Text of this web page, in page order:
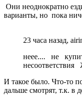
Они неоднократно
варианты, но пока
23 часа назад,
неее.... не
И такое было. Что-то
дальше смотрят, т.к. в